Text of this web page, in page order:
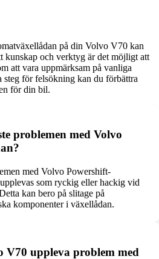
på din Volvo V70 kan
kunskap och verktyg är det möjligt att
att vara uppmärksam på vanliga
för felsökning kan du förbättra
för din bil.
problemen med Volvo
med Volvo Powershift-
som ryckig eller hackig vid
kan bero på slitage på
komponenter i växellådan.
V70 uppleva problem med